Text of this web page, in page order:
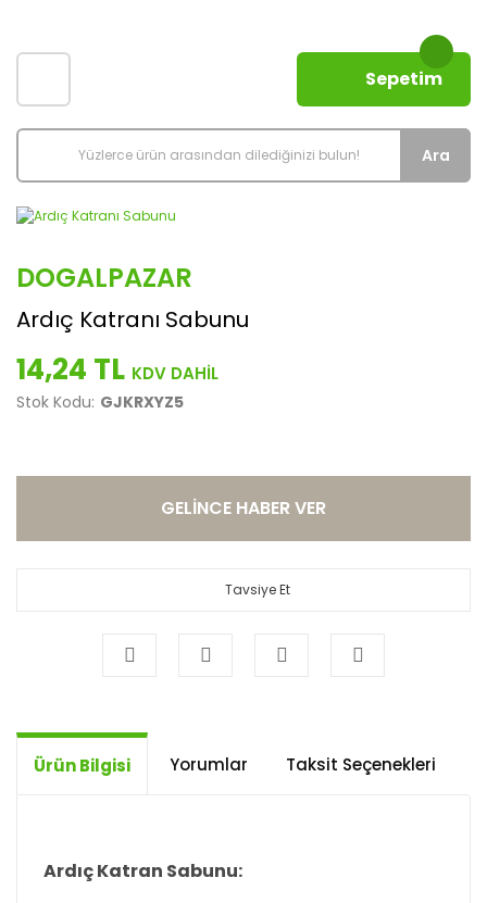
Ara
Sepetim
DOGALPAZAR
Ardıç Katranı Sabunu
14,24 TL
Stok Kodu: GJKRXYZ5
GELİNCE HABER VER
Tavsiye Et
Ürün Bilgisi Yorumlar Taksit Seçenekleri
Ardıç Katran Sabunu: